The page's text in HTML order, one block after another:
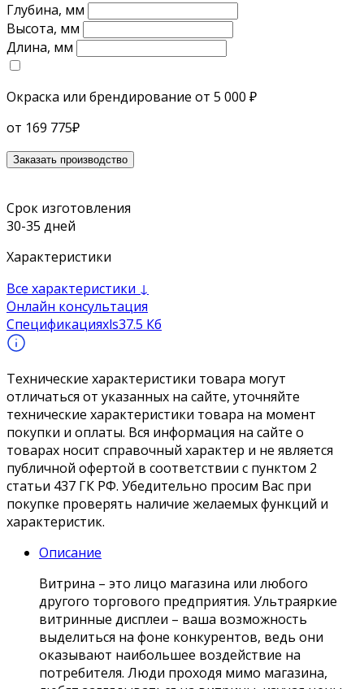
Глубина, мм
Высота, мм
Длина, мм
Окраска или брендирование от 5 000 ₽
от 169 775₽
Заказать производство
Срок изготовления
30-35 дней
Характеристики
Все характеристики ↓
Онлайн консультация
Спецификацияxls37.5 Кб
Технические характеристики товара могут
отличаться от указанных на сайте, уточняйте
технические характеристики товара на момент
покупки и оплаты. Вся информация на сайте о
товарах носит справочный характер и не является
публичной офертой в соответствии с пунктом 2
статьи 437 ГК РФ. Убедительно просим Вас при
покупке проверять наличие желаемых функций и
характеристик.
Описание
Витрина – это лицо магазина или любого
другого торгового предприятия. Ультраяркие
витринные дисплеи – ваша возможность
выделиться на фоне конкурентов, ведь они
оказывают наибольшее воздействие на
потребителя. Люди проходя мимо магазина,